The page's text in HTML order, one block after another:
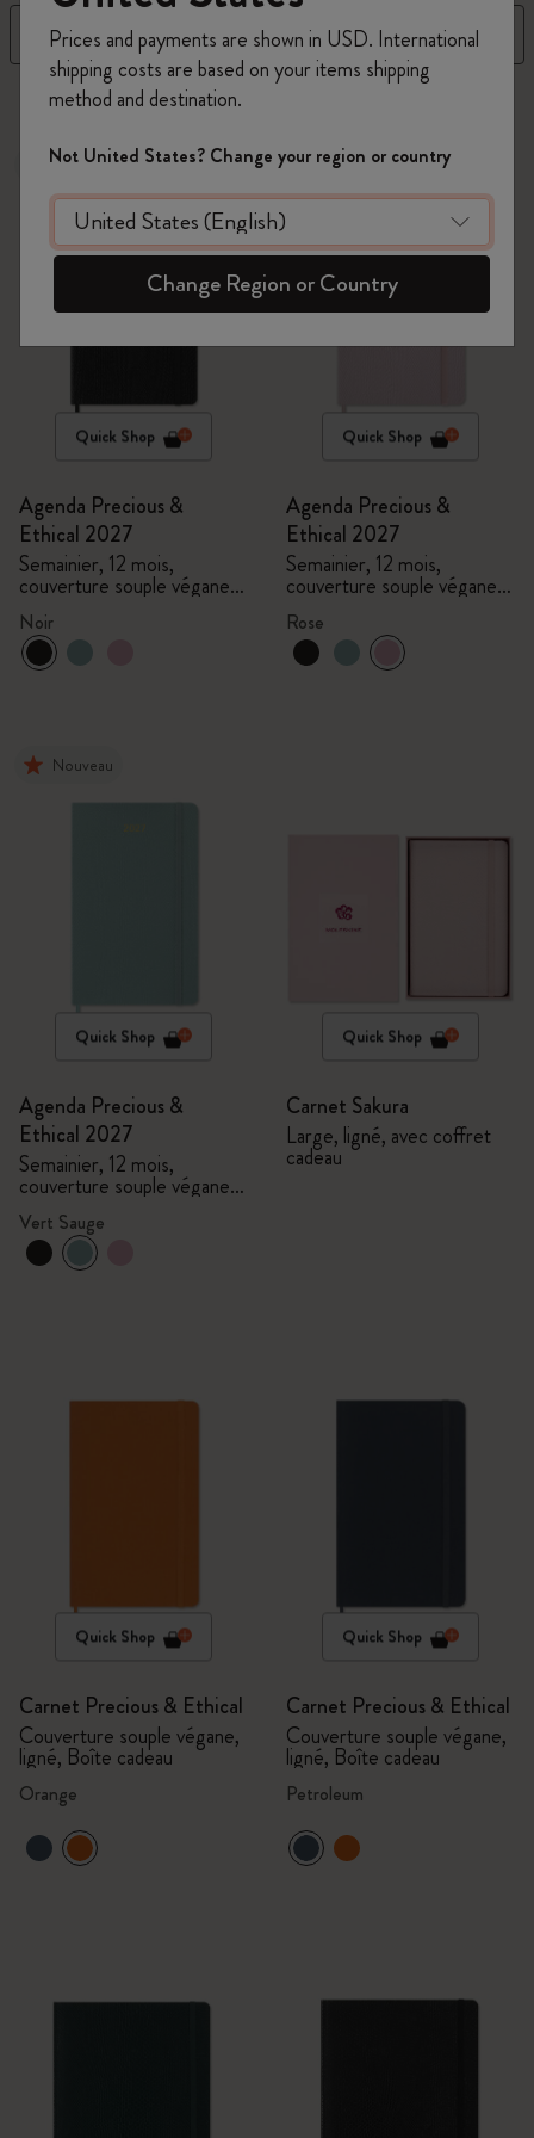
Filtre Trier par
12 Produits
Nouveau
Quick Shop
Agenda Precious &
Ethical 2027
Semainier, 12 mois,
couverture souple végane,
coffret cadeau
Noir
Nouveau
Quick Shop
Agenda Precious &
Ethical 2027
Semainier, 12 mois,
couverture souple végane,
coffret cadeau
Rose
Nouveau
Quick Shop
Agenda Precious &
Ethical 2027
Semainier, 12 mois,
couverture souple végane,
coffret cadeau
Vert Sauge
Quick Shop
Carnet Sakura
Large, ligné, avec coffret
cadeau
Quick Shop
Carnet Precious & Ethical
Couverture souple végane,
ligné, Boîte cadeau
Orange
Quick Shop
Carnet Precious & Ethical
Couverture souple végane,
ligné, Boîte cadeau
Petroleum
Prices and payments are shown in USD. International
shipping costs are based on your items shipping
method and destination.
Not United States? Change your region or country
Change Region or Country